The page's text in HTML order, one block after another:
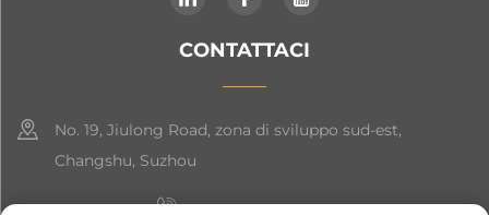
CONTATTACI
No. 19, Jiulong Road, zona di sviluppo sud-est,
Changshu, Suzhou
+86-19906239903